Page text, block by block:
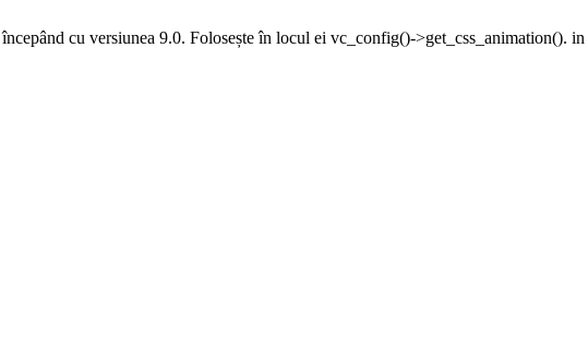
începând cu versiunea 9.0. Folosește în locul ei vc_config()->get_css_animation(). in